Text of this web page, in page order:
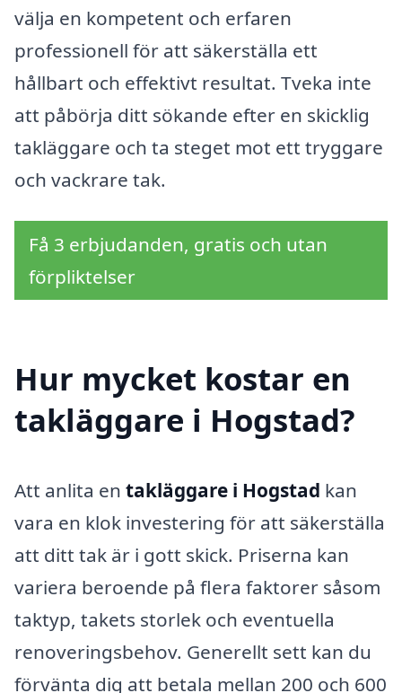
välja en kompetent och erfaren
professionell för att säkerställa ett
hållbart och effektivt resultat. Tveka inte
att påbörja ditt sökande efter en skicklig
takläggare och ta steget mot ett tryggare
och vackrare tak.
Få 3 erbjudanden, gratis och utan
förpliktelser
Hur mycket kostar en
takläggare i Hogstad?
Att anlita en takläggare i Hogstad kan
vara en klok investering för att säkerställa
att ditt tak är i gott skick. Priserna kan
variera beroende på flera faktorer såsom
taktyp, takets storlek och eventuella
renoveringsbehov. Generellt sett kan du
förvänta dig att betala mellan 200 och 600